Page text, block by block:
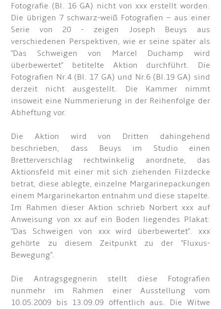
Fotografie (Bl. 16 GA) nicht von xxx erstellt worden.
Die übrigen 7 schwarz-weiß Fotografien – aus einer
Serie von 20 - zeigen Joseph Beuys aus
verschiedenen Perspektiven, wie er seine später als
"Das Schweigen von Marcel Duchamp wird
überbewertet" betitelte Aktion durchführt. Die
Fotografien Nr.4 (Bl. 17 GA) und Nr.6 (Bl.19 GA) sind
derzeit nicht ausgestellt. Die Kammer nimmt
insoweit eine Nummerierung in der Reihenfolge der
Abheftung vor.
Die Aktion wird von Dritten dahingehend
beschrieben, dass Beuys im Studio einen
Bretterverschlag rechtwinkelig anordnete, das
Aktionsfeld mit einer mit sich ziehenden Filzdecke
betrat, diese ablegte, einzelne Margarinepackungen
einem Margarinekarton entnahm und diese stapelte.
Im Rahmen dieser Aktion schrieb Norbert xxx auf
Anweisung von xx auf ein Boden liegendes Plakat:
"Das Schweigen von xxx wird überbewertet". xxx
gehörte zu diesem Zeitpunkt zu der "Fluxus-
Bewegung".
Die Antragsgegnerin stellt diese Fotografien
nunmehr im Rahmen einer Ausstellung vom
10.05.2009 bis 13.09.09 öffentlich aus. Die Witwe